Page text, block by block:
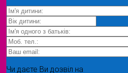
Чи даєте Ви дозвіл на